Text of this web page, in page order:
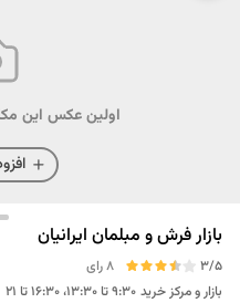
اولین عکس این
بازار فرش و مبلمان ایرانیان
3/5
8 رای
بازار و مرکز خرید ۹:۳۰ تا ۱۳:۳۰، ۱۶:۳۰ تا ۲۱